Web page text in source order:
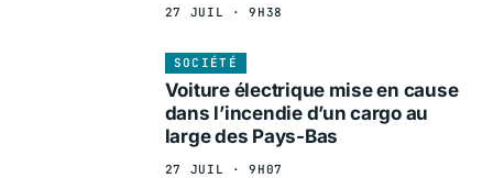
27 JUIL · 9H38
SOCIÉTÉ
Voiture électrique mise en cause
dans l’incendie d’un cargo au
large des Pays-Bas
27 JUIL · 9H07